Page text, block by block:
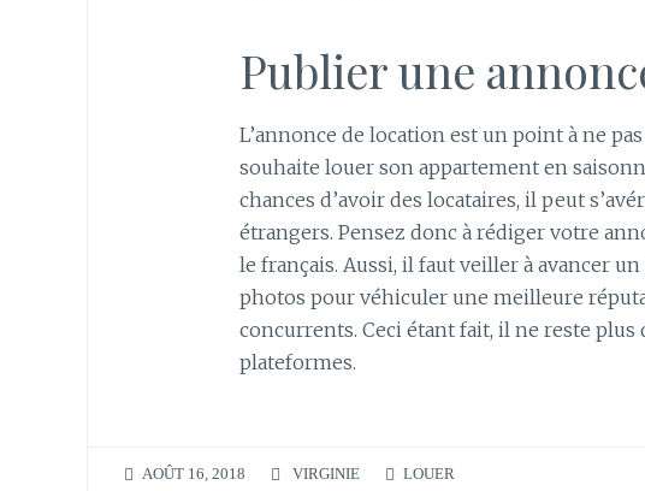
Publier une
L’annonce de location est un point à ne
souhaite louer son appartement en
chances d’avoir des locataires, il peut
étrangers. Pensez donc à rédiger votre
le français. Aussi, il faut veiller à avancer
photos pour véhiculer une meilleure
concurrents. Ceci étant fait, il ne reste plus
plateformes.
AOÛT 16, 2018 VIRGINIE LOUER